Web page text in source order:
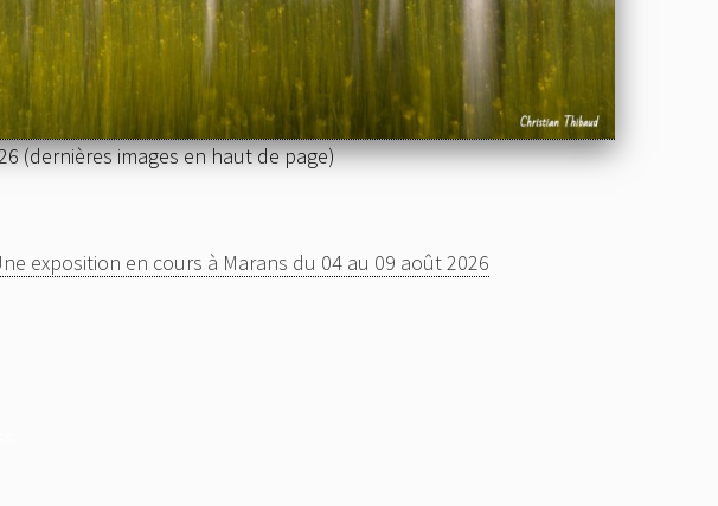
(dernières images en haut de page)
exposition en cours à Marans du 04 au 09 août 2026